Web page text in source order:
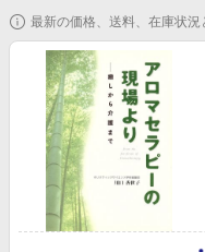
コスメ・健康・医薬品
キッズ・ベビー用品
家電・PC・スマホ・カメラ
エンタメ
スポーツ・アウトドア・
インテリア・寝具
対象ストア新規限定特典
新着ストアのご紹介
電子書籍特集
楽天ペイ導入ストア
楽天サービス特集
旅行特集
わくわく夏特集
楽天IDでログイン/会員
最新の価格、送料、在庫状況